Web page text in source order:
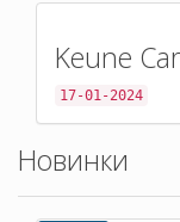
Keune
17-01-2024
Новинки